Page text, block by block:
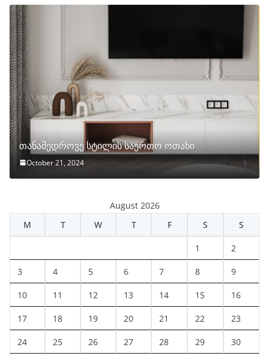
თანამედროვე სტილის საერთო ოთახი
October 21, 2024
August 2026
M
T W T F S S
1 2
3 4 5 6 7 8 9
10 11 12 13 14 15 16
17 18 19 20 21 22 23
24 25 26 27 28 29 30